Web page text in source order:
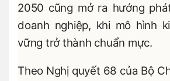
2050 cũng mở ra hướng
doanh nghiệp, khi mô hình
vững trở thành chuẩn mực.
Theo Nghị quyết 68 của Bộ